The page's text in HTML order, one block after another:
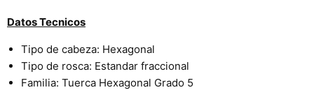
DatosTecnicos
Tipo de cabeza: Hexagonal
Tipo de rosca: Estandar fraccional
Familia: Tuerca Hexagonal Grado 5